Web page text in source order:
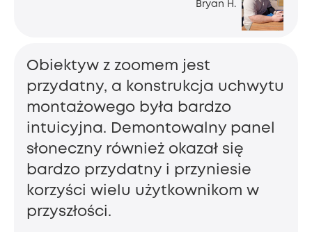
Bryan H.
Obiektyw z zoomem jest
przydatny, a konstrukcja uchwytu
montażowego była bardzo
intuicyjna. Demontowalny panel
słoneczny również okazał się
bardzo przydatny i przyniesie
korzyści wielu użytkownikom w
przyszłości.